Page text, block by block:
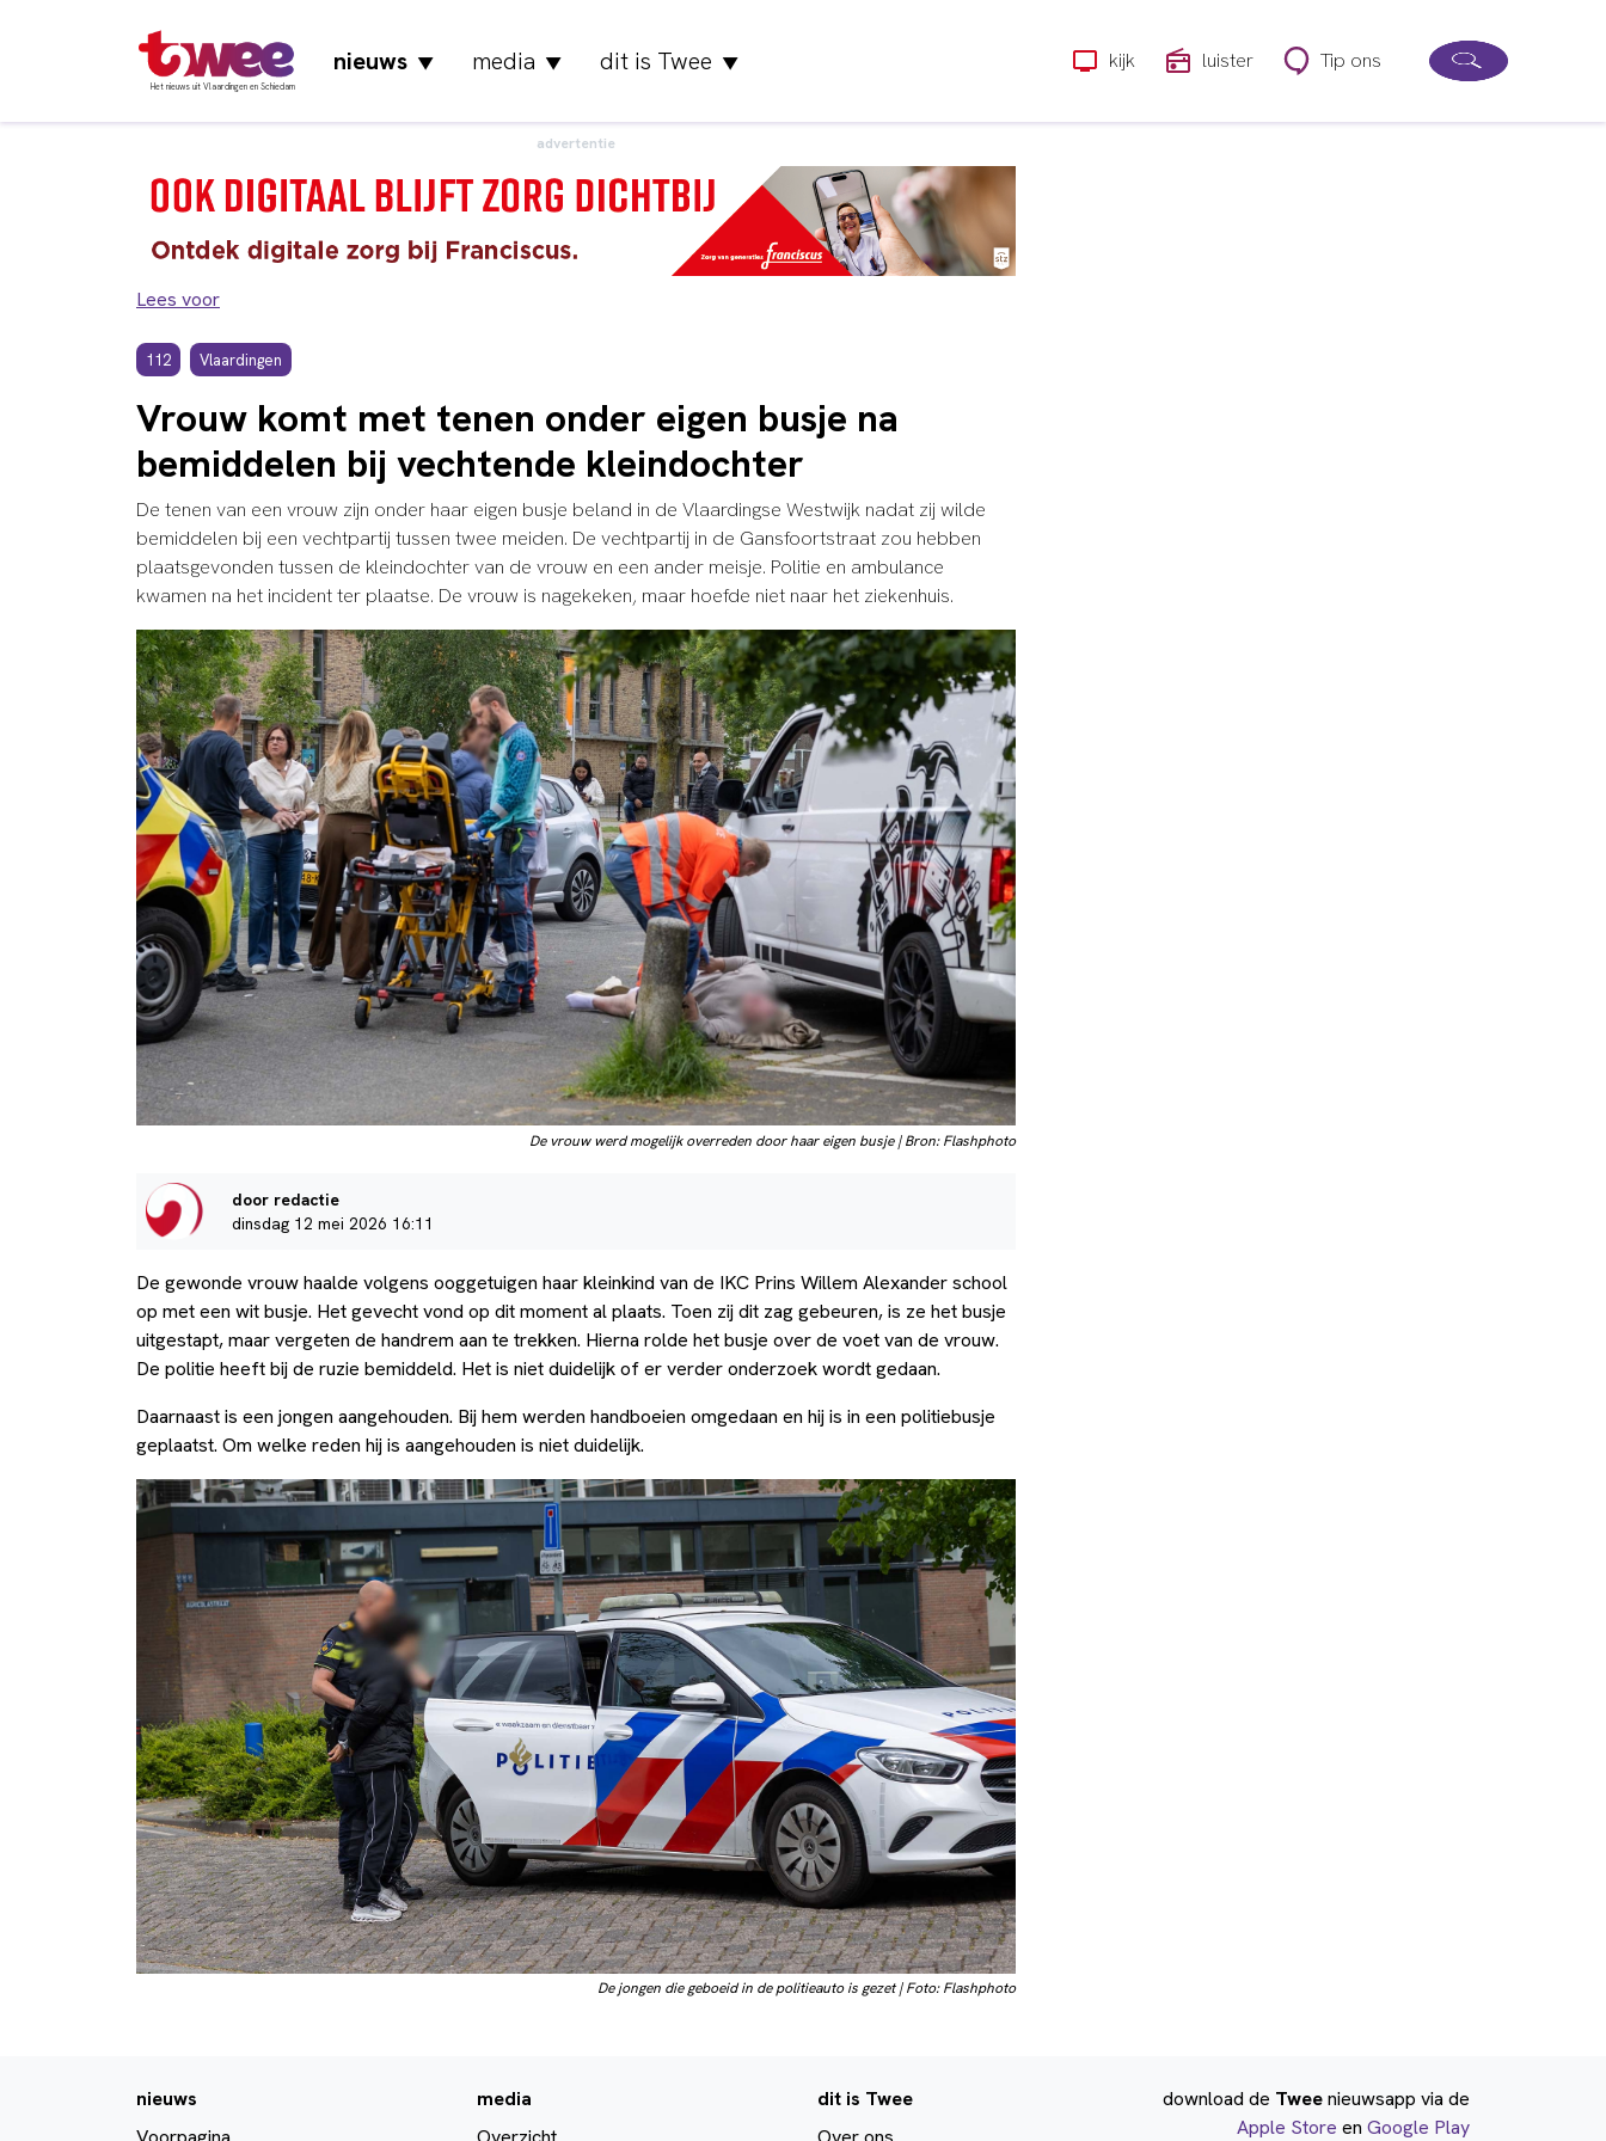
Het nieuws uit Vlaardingen en Schiedam
nieuws▼ media ▼ dit is Twee ▼ kijk luister Tip ons
advertentie
Lees voor
112 Vlaardingen
Vrouw komt met tenen onder eigen busje na
bemiddelen bij vechtende kleindochter
De tenen van een vrouw zijn onder haar eigen busje beland in de Vlaardingse Westwijk nadat zij wilde
bemiddelen bij een vechtpartij tussen twee meiden. De vechtpartij in de Gansfoortstraat zou hebben
plaatsgevonden tussen de kleindochter van de vrouw en een ander meisje. Politie en ambulance
kwamen na het incident ter plaatse. De vrouw is nagekeken, maar hoefde niet naar het ziekenhuis.
De vrouw werd mogelijk overreden door haar eigen busje | Bron: Flashphoto
door redactie
dinsdag 12 mei 2026 16:11
De gewonde vrouw haalde volgens ooggetuigen haar kleinkind van de IKC Prins Willem Alexander school
op met een wit busje. Het gevecht vond op dit moment al plaats. Toen zij dit zag gebeuren, is ze het busje
uitgestapt, maar vergeten de handrem aan te trekken. Hierna rolde het busje over de voet van de vrouw.
De politie heeft bij de ruzie bemiddeld. Het is niet duidelijk of er verder onderzoek wordt gedaan.
Daarnaast is een jongen aangehouden. Bij hem werden handboeien omgedaan en hij is in een politiebusje
geplaatst. Om welke reden hij is aangehouden is niet duidelijk.
De jongen die geboeid in de politieauto is gezet | Foto: Flashphoto
nieuws
media
dit is Twee
download de Tweenieuwsapp via de
Apple Store en Google Play